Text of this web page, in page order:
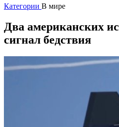
Категории В мире
Два американских
сигнал бедствия